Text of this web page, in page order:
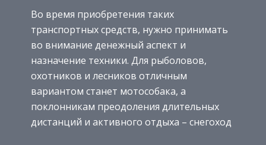
Во время приобретения таких
транспортных средств, нужно принимать
во внимание денежный аспект и
назначение техники. Для рыболовов,
охотников и лесников отличным
вариантом станет мотособака, а
поклонникам преодоления длительных
дистанций и активного отдыха – снегоход